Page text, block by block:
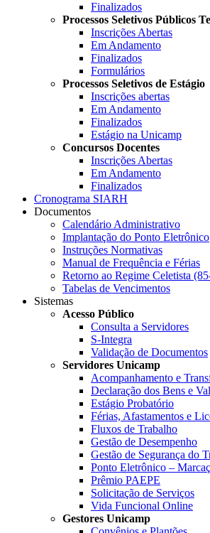
Finalizados
Processos Seletivos Públicos
Inscrições Abertas
Em Andamento
Finalizados
Formulários
Processos Seletivos de Estágio
Inscrições abertas
Em Andamento
Finalizados
Estágio na Unicamp
Concursos Docentes
Inscrições Abertas
Em Andamento
Finalizados
Cronograma SIARH
Documentos
Calendário Administrativo
Implantação do Ponto Eletrônico
Instruções Normativas
Manual de Frequência e Férias
Retorno ao Regime Celetista
Tabelas de Vencimentos
Sistemas
Acesso Público
Consulta a Servidores
S-Integra
Validação de Documentos
Servidores Unicamp
Acompanhamento e
Declaração dos Bens e
Estágio Probatório
Férias, Afastamentos e
Fluxos de Trabalho
Gestão de Desempenho
Gestão de Segurança do
Ponto Eletrônico –
Prêmio PAEPE
Solicitação de Serviços
Vida Funcional Online
Gestores Unicamp